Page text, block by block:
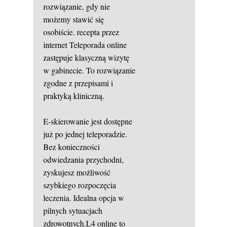
rozwiązanie, gdy nie
możemy stawić się
osobiście. recepta przez
internetTeleporada online
zastępuje klasyczną wizytę
w gabinecie. To rozwiązanie
zgodne z przepisami i
praktyką kliniczną.
E-skierowanie jest dostępne
już po jednej teleporadzie.
Bez konieczności
odwiedzania przychodni,
zyskujesz możliwość
szybkiego rozpoczęcia
leczenia. Idealna opcja w
pilnych sytuacjach
zdrowotnych.L4 online to